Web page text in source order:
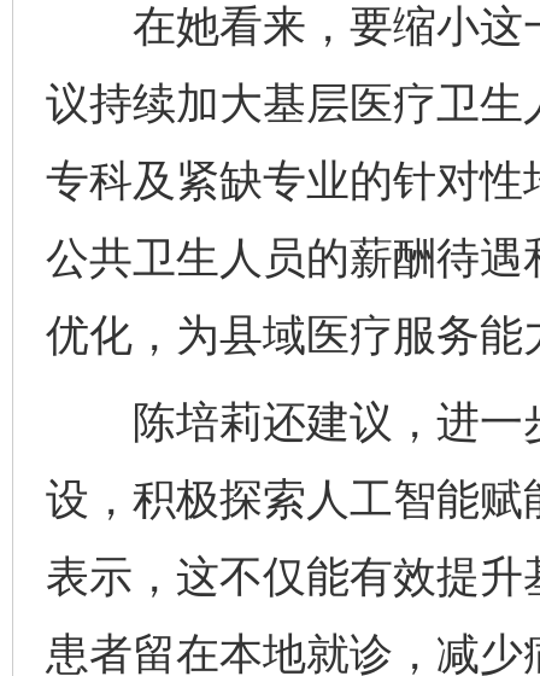
在她看来，要缩小这
议持续加大基层医疗卫
专科及紧缺专业的针对
公共卫生人员的薪酬待
优化，为县域医疗服务
陈培莉还建议，进一
设，积极探索人工智能
表示，这不仅能有效提
患者留在本地就诊，减
完善运行机制助力责任有效落实 一纸欠